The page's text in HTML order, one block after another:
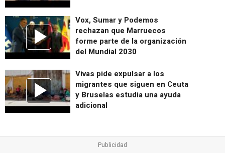
Vox, Sumar y Podemos
rechazan que Marruecos
forme parte de la organización
del Mundial 2030
Vivas pide expulsar a los
migrantes que siguen en Ceuta
y Bruselas estudia una ayuda
adicional